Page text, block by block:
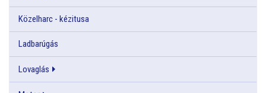
Közelharc - kézitusa
Ladbarúgás
Lovaglás